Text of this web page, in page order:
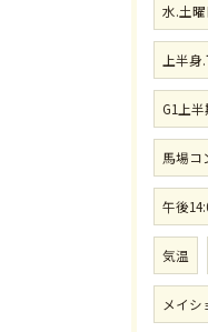
水.土曜
上半
G1上
馬場コ
午後
気温
メイシ